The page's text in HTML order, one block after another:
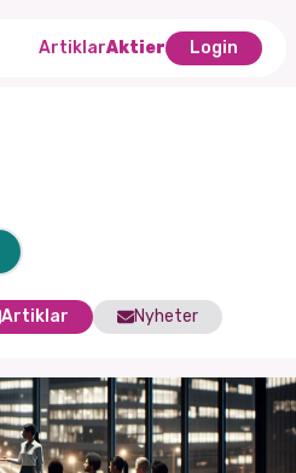
ArtiklarAktier Login
Artiklar Nyheter